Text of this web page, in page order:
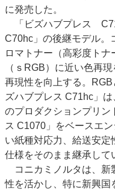
特集・デジタル印刷 アイデアで
JAPAN PACK 2023 特集
中
特集・デジタル印刷 ～ 新成長
案内
発刊案内
JFPI印刷用
運営
会社案内
購読・購入
お問い合わせ
に発売した。
「ビズハブプレス
C70hc」の後継モデル。
ロマトナー（高彩度ト
（ｓRGB）に近い色再
再現性を向上する。
ズハブプレス C71hc」
のプロダクションプリン
ス C1070」をベースエ
い紙種対応力、給送安定
仕様をそのまま継承して
コニカミノルタは、新
性を活かし、特に新興国